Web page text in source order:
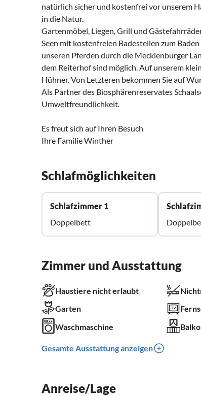
natürlich sicher und kostenfrei vor unserem
in die Natur.
Gartenmöbel, Liegen, Grill und
Seen mit kostenfreien Badestellen zum
unseren Pferden durch die Mecklenburger
dem Reiterhof sind möglich. Auf unserem
Hühner. Von Letzteren bekommen Sie auf
Als Partner des Biosphärenreservates
Umweltfreundlichkeit.
Es freut sich auf Ihren Besuch
Ihre Familie Winther
Schlafmöglichkeiten
Schlafzimmer 1
Doppelbett
Zimmer und Ausstattung
Haustiere nicht erlaubt
Garten
Waschmaschine
Gesamte Ausstattung anzeigen
Anreise/Lage